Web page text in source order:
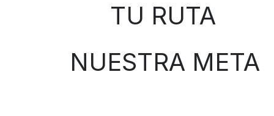
TU RUTA
NUESTRA META